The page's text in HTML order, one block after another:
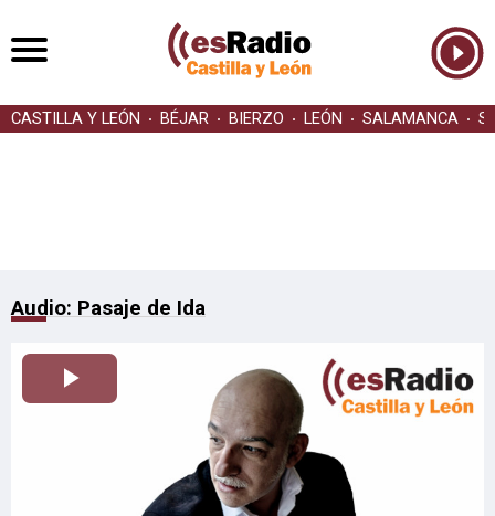
CASTILLA Y LEÓN BÉJAR BIERZO LEÓN SALAMANCA
Audio: Pasaje de Ida
Reproducir